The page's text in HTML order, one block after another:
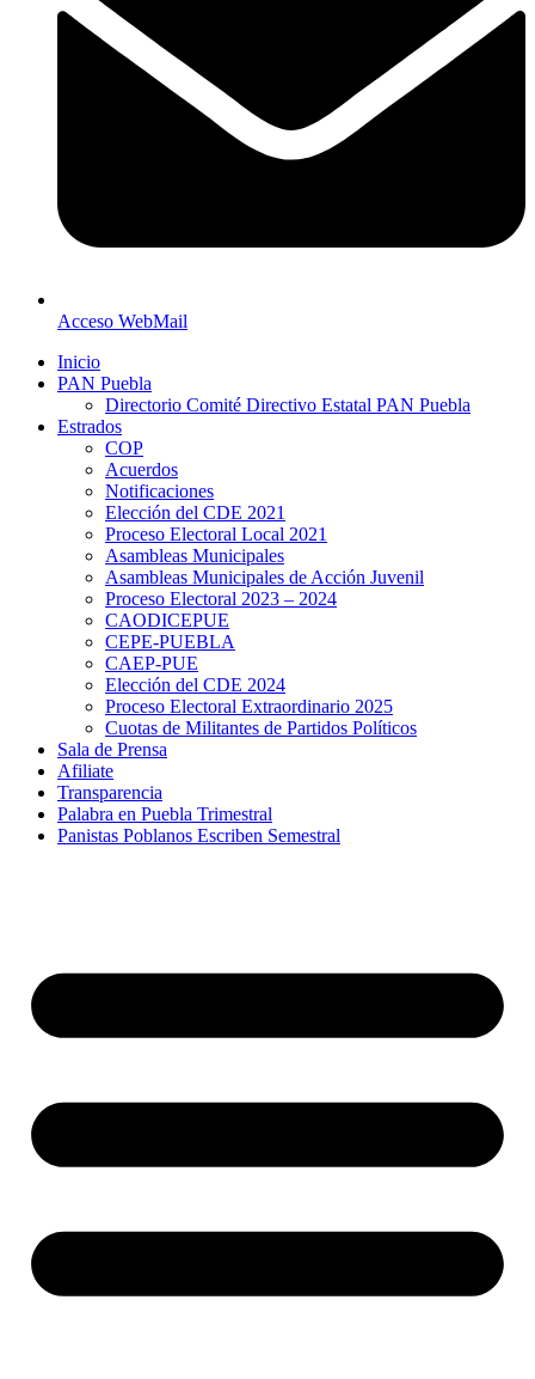
Acceso WebMail
Inicio
PAN Puebla
Directorio Comité Directivo Estatal PAN Puebla
Estrados
COP
Acuerdos
Notificaciones
Elección del CDE 2021
Proceso Electoral Local 2021
Asambleas Municipales
Asambleas Municipales de Acción Juvenil
Proceso Electoral 2023 – 2024
CAODICEPUE
CEPE-PUEBLA
CAEP-PUE
Elección del CDE 2024
Proceso Electoral Extraordinario 2025
Cuotas de Militantes de Partidos Políticos
Sala de Prensa
Afiliate
Transparencia
Palabra en Puebla Trimestral
Panistas Poblanos Escriben Semestral